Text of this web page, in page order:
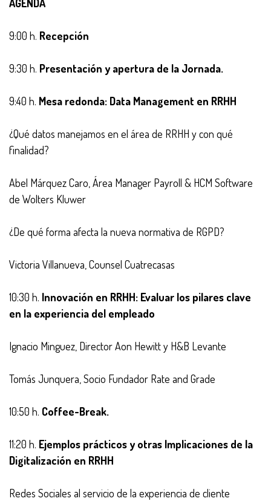
AGENDA
9:00 h. Recepción
9:30 h. Presentación y apertura de la Jornada.
9:40 h. Mesa redonda: Data Management en RRHH
¿Qué datos manejamos en el área de RRHH y con qué
finalidad?
Abel Márquez Caro, Área Manager Payroll & HCM Software
de Wolters Kluwer
¿De qué forma afecta la nueva normativa de RGPD?
Victoria Villanueva, Counsel Cuatrecasas
10:30 h. Innovación en RRHH: Evaluar los pilares clave
en la experiencia del empleado
Ignacio Minguez, Director Aon Hewitt y H&B Levante
Tomás Junquera, Socio Fundador Rate and Grade
10:50 h. Coffee-Break.
11:20 h. Ejemplos prácticos y otras Implicaciones de la
Digitalización en RRHH
Redes Sociales al servicio de la experiencia de cliente